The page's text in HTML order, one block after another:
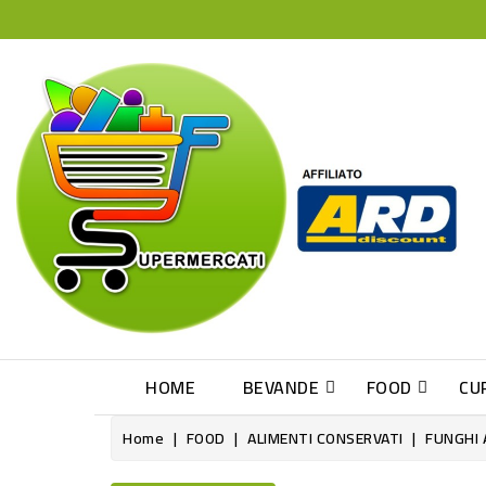
HOME BEVANDE FOOD
Home FOOD ALIMENTI CONSERVATI FUNGHI